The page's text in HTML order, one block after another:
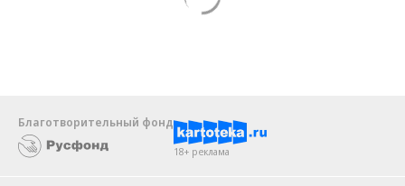
Благотворительный фонд
18+ реклама